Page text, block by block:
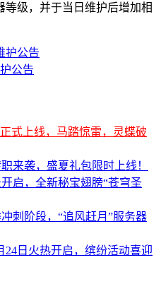
等级，并于当日维护后增加相
护公告
公告
式上线，马踏惊雷，灵蝶破
来袭，盛夏礼包限时上线！
启，全新秘宝翅膀“苍穹圣
刺阶段，“追风赶月”服务器
24日火热开启，缤纷活动喜迎